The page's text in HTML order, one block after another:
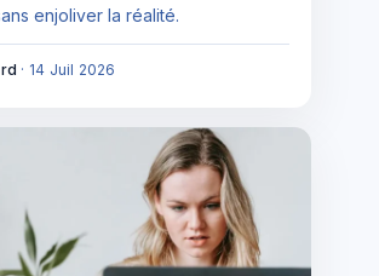
enjoliver la réalité.
· 14 Juil 2026